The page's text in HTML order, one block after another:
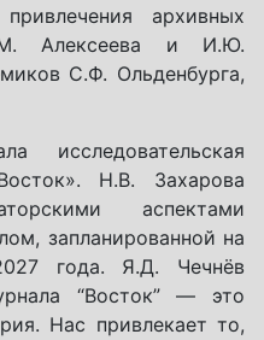
архивных
Алексеева и И.Ю.
С.Ф. Ольденбурга,
исследовательская
Н.В. Захарова
аспектами
запланированной на
года. Я.Д. Чечнёв
“Восток” — это
Нас привлекает то,